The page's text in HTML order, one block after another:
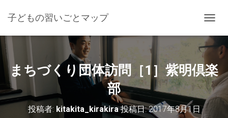
子どもの習いごとマップ
ビ
ゲ
シ
ョ
ン
を
切
まちづくり団体訪問［1］紫明倶楽
部
投稿者: kitakita_kirakira投稿日:2017年8月1日